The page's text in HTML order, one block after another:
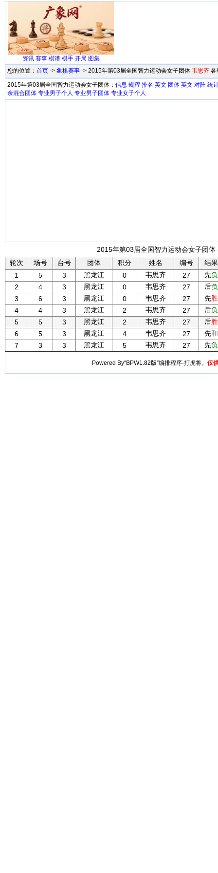
资讯 赛事 棋谱 棋手 开局 图集
您的位置： 首页 -> 象棋赛事 -> 2015年第03届全国智力运动会女子团体 韦思齐 各
2015年第03届全国智力运动会女子团体： 信息 规程 排名 英文 团体 英文 对阵 统
余混合团体 专业男子个人 专业男子团体 专业女子个人
2015年第03届全国智力运动会女子团体
轮次
场号 台号 团体 积分 姓名 编号
结果
1
5 3 黑龙江 0 韦思齐 27 先负
2
4 3 黑龙江 0 韦思齐 27 后负
3
6 3 黑龙江 0 韦思齐 27 先胜
4
4 3 黑龙江 2 韦思齐 27 后负
5
5 3 黑龙江 2 韦思齐 27 后胜
6
5 3 黑龙江 4 韦思齐 27 先和
7
3 3 黑龙江 5 韦思齐 27 先负
Powered By“BPW1.82版”编排程序-打虎将。 仅